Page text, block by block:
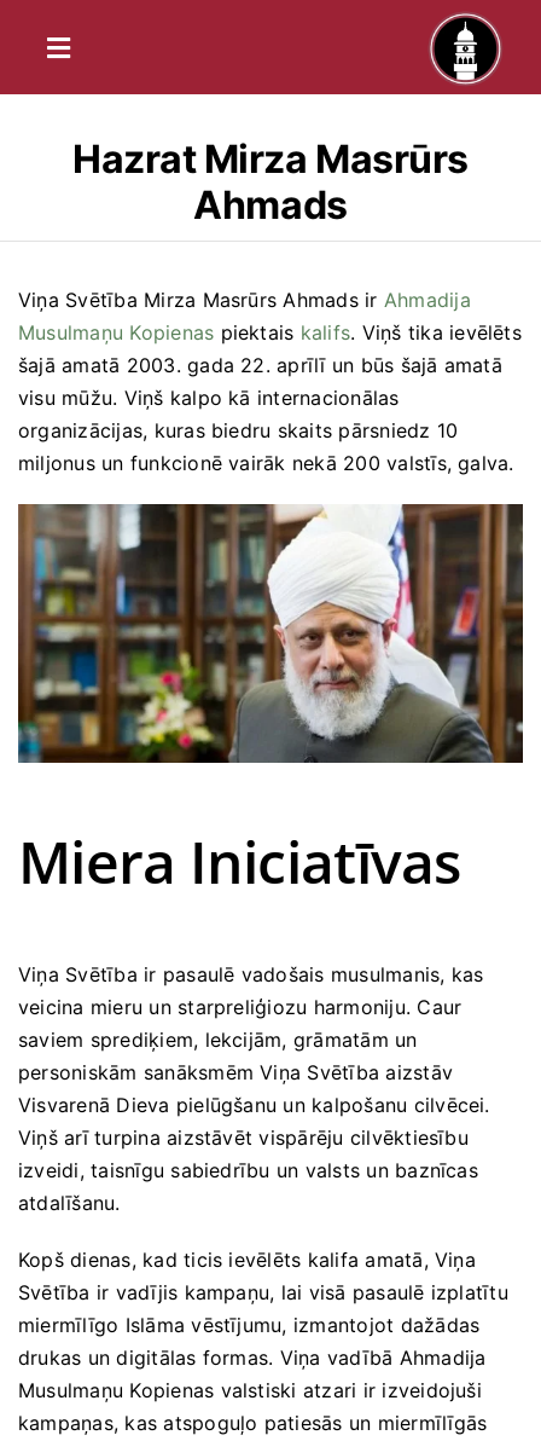
Toggle
Navigation
Islāms
Ahmadija
Raksti
Preses relīze
Literatūra
Lūgšanas laiks
Hazrat Mirza Masrūrs
Ahmads
Viņa Svētība Mirza Masrūrs Ahmads ir Ahmadija
Musulmaņu Kopienas piektais kalifs. Viņš tika ievēlēts
šajā amatā 2003. gada 22. aprīlī un būs šajā amatā
visu mūžu. Viņš kalpo kā internacionālas
organizācijas, kuras biedru skaits pārsniedz 10
miljonus un funkcionē vairāk nekā 200 valstīs, galva.
Miera Iniciatīvas
Viņa Svētība ir pasaulē vadošais musulmanis, kas
veicina mieru un starpreliģiozu harmoniju. Caur
saviem sprediķiem, lekcijām, grāmatām un
personiskām sanāksmēm Viņa Svētība aizstāv
Visvarenā Dieva pielūgšanu un kalpošanu cilvēcei.
Viņš arī turpina aizstāvēt vispārēju cilvēktiesību
izveidi, taisnīgu sabiedrību un valsts un baznīcas
atdalīšanu.
Kopš dienas, kad ticis ievēlēts kalifa amatā, Viņa
Svētība ir vadījis kampaņu, lai visā pasaulē izplatītu
miermīlīgo Islāma vēstījumu, izmantojot dažādas
drukas un digitālas formas. Viņa vadībā Ahmadija
Musulmaņu Kopienas valstiski atzari ir izveidojuši
kampaņas, kas atspoguļo patiesās un miermīlīgās